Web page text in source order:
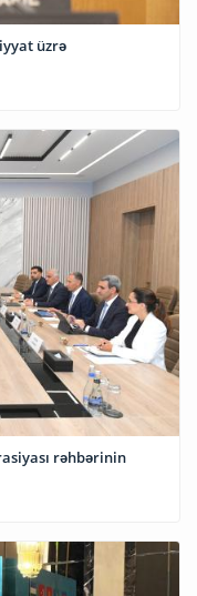
üzrə
rəhbərinin